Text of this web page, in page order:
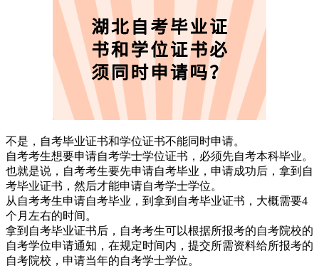
不是，自考毕业证书和学位证书不能同时申请。
自考考生想要申请自考学士学位证书，必须先自考本科毕业。
也就是说，自考考生要先申请自考毕业，申请成功后，拿到自
考毕业证书，然后才能申请自考学士学位。
从自考考生申请自考毕业，到拿到自考毕业证书，大概需要4
个月左右的时间。
拿到自考毕业证书后，自考考生可以根据所报考的自考院校的
自考学位申请通知，在规定时间内，提交所需资料给所报考的
自考院校，申请当年的自考学士学位。